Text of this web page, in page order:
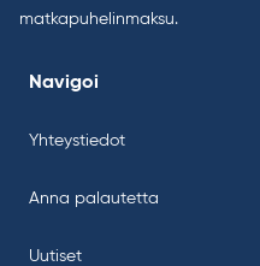
matkapuhelinmaksu.
Navigoi
Yhteystiedot
Anna palautetta
Uutiset